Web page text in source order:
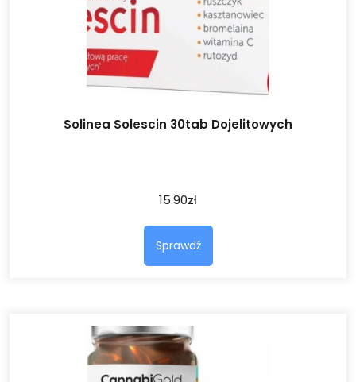
Solinea Solescin 30tab Dojelitowych
15.90zł
Sprawdź